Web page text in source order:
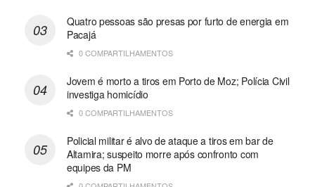
Quatro pessoas são presas por furto de energia em
Pacajá
0 COMPARTILHAMENTOS
Jovem é morto a tiros em Porto de Moz; Polícia Civil
investiga homicídio
0 COMPARTILHAMENTOS
Policial militar é alvo de ataque a tiros em bar de
Altamira; suspeito morre após confronto com
equipes da PM